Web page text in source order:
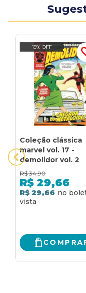
15% OFF
Coleção clássica
marvel vol. 17 -
demolidor vol. 2
R$ 34,90
R$ 29,66
R$ 29,66